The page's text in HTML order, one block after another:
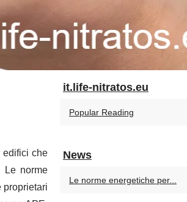
edifici che
Le norme
proprietari
it.life-nitratos.eu
Popular Reading
News
Le norme energetiche per...